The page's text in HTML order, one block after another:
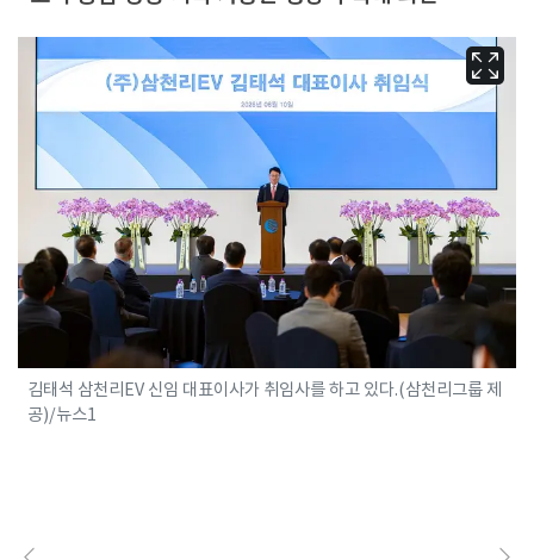
김태석 삼천리EV 신임 대표이사가 취임사를 하고 있다.(삼천리그룹 제
공)/뉴스1